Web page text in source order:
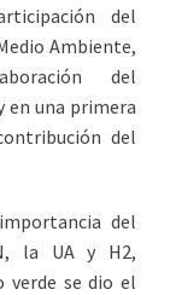
del
Ambiente,
del
en una primera
del
del
la UA y H2,
verde se dio el